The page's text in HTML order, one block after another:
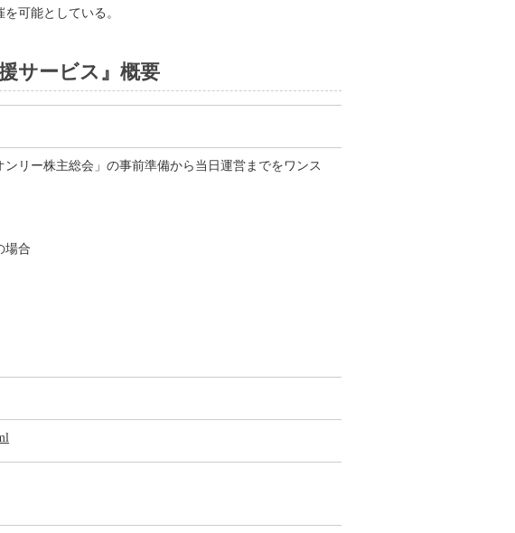
可能としている。
サービス』概要
リー株主総会」の事前準備から当日運営までをワンス
場合